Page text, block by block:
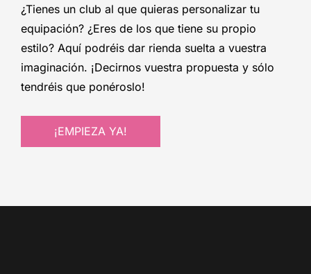
¿Tienes un club al que quieras personalizar tu
equipación? ¿Eres de los que tiene su propio
estilo? Aquí podréis dar rienda suelta a vuestra
imaginación. ¡Decirnos vuestra propuesta y sólo
tendréis que ponéroslo!
¡EMPIEZA YA!